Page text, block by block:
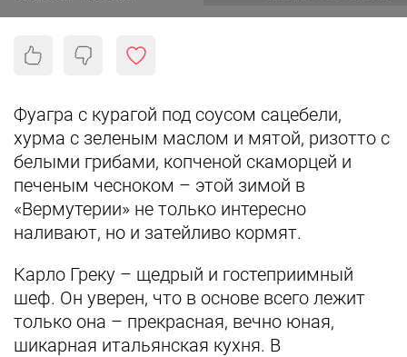
Фуагра с курагой под соусом сацебели,
хурма с зеленым маслом и мятой, ризотто с
белыми грибами, копченой скаморцей и
печеным чесноком – этой зимой в
«Вермутерии» не только интересно
наливают, но и затейливо кормят.
Карло Греку – щедрый и гостеприимный
шеф. Он уверен, что в основе всего лежит
только она – прекрасная, вечно юная,
шикарная итальянская кухня. В